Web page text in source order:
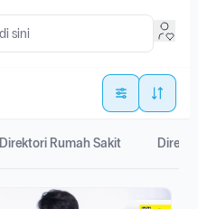
Direktori Rumah Sakit